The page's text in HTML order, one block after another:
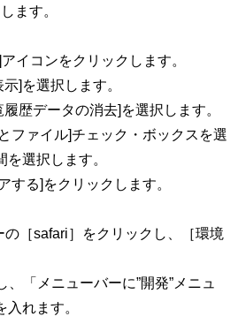
ます。
イコンをクリックします。
]を選択します。
歴データの消去]を選択します。
ファイル]チェック・ボックスを選
選択します。
する]をクリックします。
［safari］をクリックし、［環境
「メニューバーに”開発”メニュ
れます。